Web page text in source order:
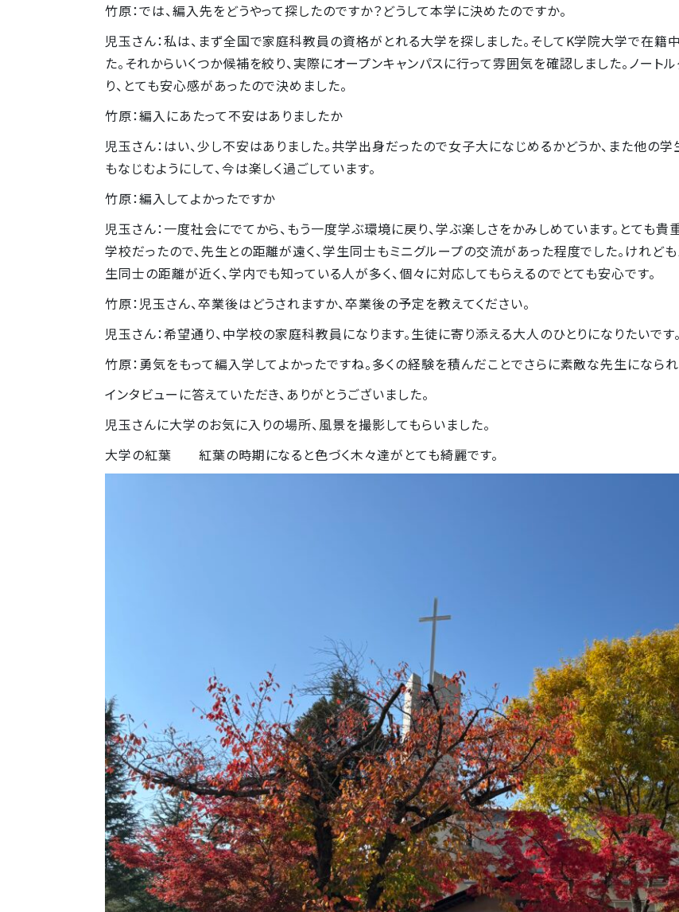
竹原：では、編入先をどうやって探したのですか？どうして本学に決めたのですか。
児玉さん：私は、まず全国で家庭科教員の資格がとれる大学を探しました。そしてK学院大学で在籍
た。それからいくつか候補を絞り、実際にオープンキャンパスに行って雰囲気を確認しました。ノー
り、とても安心感があったので決めました。
竹原：編入にあたって不安はありましたか
児玉さん：はい、少し不安はありました。共学出身だったので女子大になじめるかどうか、また他の
もなじむようにして、今は楽しく過ごしています。
竹原：編入してよかったですか
児玉さん：一度社会にでてから、もう一度学ぶ環境に戻り、学ぶ楽しさをかみしめています。とても
学校だったので、先生との距離が遠く、学生同士もミニグループの交流があった程度でした。けれど
生同士の距離が近く、学内でも知っている人が多く、個々に対応してもらえるのでとても安心です。
竹原：児玉さん、卒業後はどうされますか、卒業後の予定を教えてください。
児玉さん：希望通り、中学校の家庭科教員になります。生徒に寄り添える大人のひとりになりたいです。
竹原：勇気をもって編入学してよかったですね。多くの経験を積んだことでさらに素敵な先生になられ
インタビューに答えていただき、ありがとうございました。
児玉さんに大学のお気に入りの場所、風景を撮影してもらいました。
大学の紅葉 紅葉の時期になると色づく木々達がとても綺麗です。